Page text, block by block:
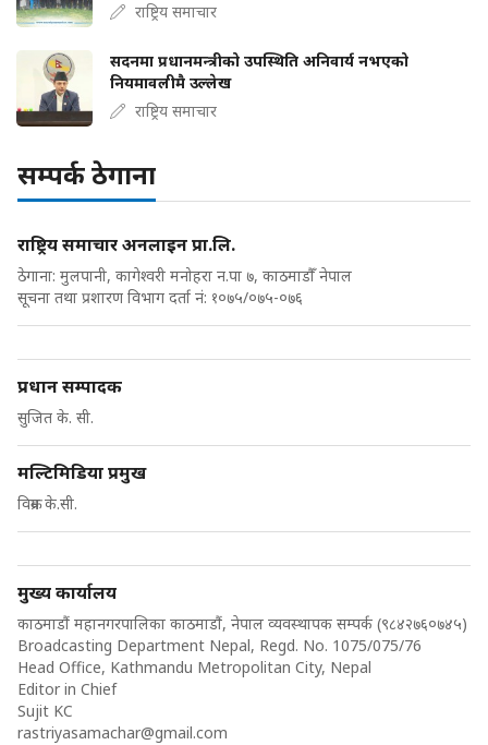
राष्ट्रिय समाचार
सदनमा प्रधानमन्त्रीको उपस्थिति अनिवार्य नभएको
नियमावलीमै उल्लेख
राष्ट्रिय समाचार
सम्पर्क ठेगाना
राष्ट्रिय समाचार अनलाइन प्रा.लि.
ठेगाना: मुलपानी, कागेश्वरी मनोहरा न.पा ७, काठमाडौँ नेपाल
सूचना तथा प्रशारण विभाग दर्ता नं: १०७५/०७५-०७६
प्रधान सम्पादक
सुजित के. सी.
मल्टिमिडिया प्रमुख
विक्रम के.सी.
मुख्य कार्यालय
काठमाडौं महानगरपालिका काठमाडौं, नेपाल व्यवस्थापक सम्पर्क (९८४२७६०७४५)
Broadcasting Department Nepal, Regd. No. 1075/075/76
Head Office, Kathmandu Metropolitan City, Nepal
Editor in Chief
Sujit KC
rastriyasamachar@gmail.com